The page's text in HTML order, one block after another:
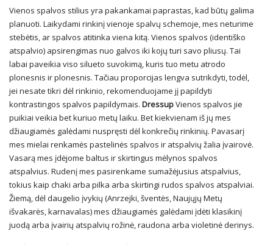
Vienos spalvos stilius yra pakankamai paprastas, kad būtų galima
planuoti. Laikydami rinkinį vienoje spalvų schemoje, mes neturime
stebėtis, ar spalvos atitinka viena kitą. Vienos spalvos (identiško
atspalvio) apsirengimas nuo galvos iki kojų turi savo pliusų. Tai
labai paveikia viso silueto suvokimą, kuris tuo metu atrodo
plonesnis ir plonesnis. Tačiau proporcijas lengva sutrikdyti, todėl,
jei nesate tikri dėl rinkinio, rekomenduojame jį papildyti
kontrastingos spalvos papildymais. DressupVienos spalvos jie
puikiai veikia bet kuriuo metų laiku. Bet kiekvienam iš jų mes
džiaugiamės galėdami nuspręsti dėl konkrečių rinkinių. Pavasarį
mes mielai renkamės pastelinės spalvos ir atspalvių žalia įvairovė.
Vasarą mes įdėjome baltus ir skirtingus mėlynos spalvos
atspalvius. Rudenį mes pasirenkame sumažėjusius atspalvius,
tokius kaip chaki arba pilka arba skirtingi rudos spalvos atspalviai.
Žiemą, dėl daugelio įvykių (Anrzejki, šventės, Naujųjų Metų
išvakarės, karnavalas) mes džiaugiamės galėdami įdėti klasikinį
juodą arba įvairių atspalvių rožinė, raudona arba violetinė derinys.